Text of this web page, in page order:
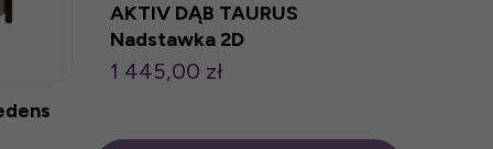
AKTIV DĄB TAURUS
Nadstawka 2D
1 445,00 zł